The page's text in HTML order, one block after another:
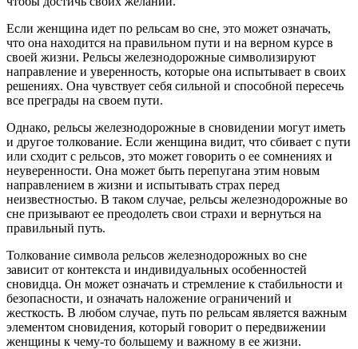
Если женщина идет по рельсам во сне, это может означать,
что она находится на правильном пути и на верном курсе в
своей жизни. Рельсы железнодорожные символизируют
направление и уверенность, которые она испытывает в своих
решениях. Она чувствует себя сильной и способной пересечь
все преграды на своем пути.
Однако, рельсы железнодорожные в сновидении могут иметь
и другое толкование. Если женщина видит, что сбивает с пути
или сходит с рельсов, это может говорить о ее сомнениях и
неуверенности. Она может быть перепугана этим новым
направлением в жизни и испытывать страх перед
неизвестностью. В таком случае, рельсы железнодорожные во
сне призывают ее преодолеть свои страхи и вернуться на
правильный путь.
Толкование символа рельсов железнодорожных во сне
зависит от контекста и индивидуальных особенностей
сновидца. Он может означать и стремление к стабильности и
безопасности, и означать наложение ограничений и
жесткость. В любом случае, путь по рельсам является важным
элементом сновидения, который говорит о передвижении
женщины к чему-то большему и важному в ее жизни.